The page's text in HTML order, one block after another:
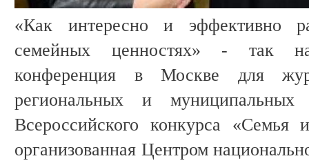
«Как интересно и эффективно
семейных ценностях» - так
конференция в Москве для
региональных и
Всероссийского конкурса «Семья
организованная Центром